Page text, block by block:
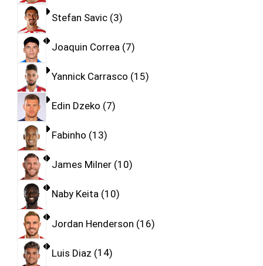
Stefan Savic 3
Joaquin Correa 7
Yannick Carrasco 15
Edin Dzeko 7
Fabinho 13
James Milner 10
Naby Keita 10
Jordan Henderson 16
Luis Diaz 14